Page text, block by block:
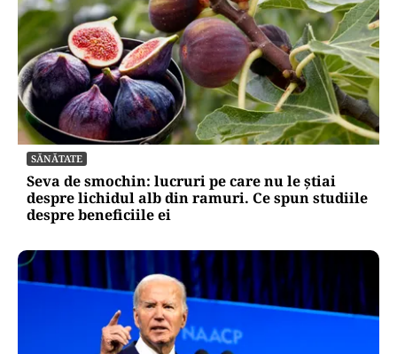
SĂNĂTATE
Seva de smochin: lucruri pe care nu le știai
despre lichidul alb din ramuri. Ce spun studiile
despre beneficiile ei